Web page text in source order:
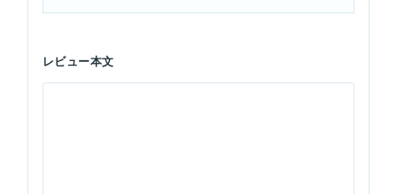
レビュー本文